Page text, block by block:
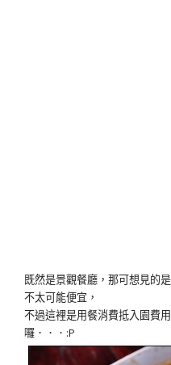
既然是景觀餐廳，那可想見的
不太可能便宜，
不過這裡是用餐消費抵入園費
囉．．．:P